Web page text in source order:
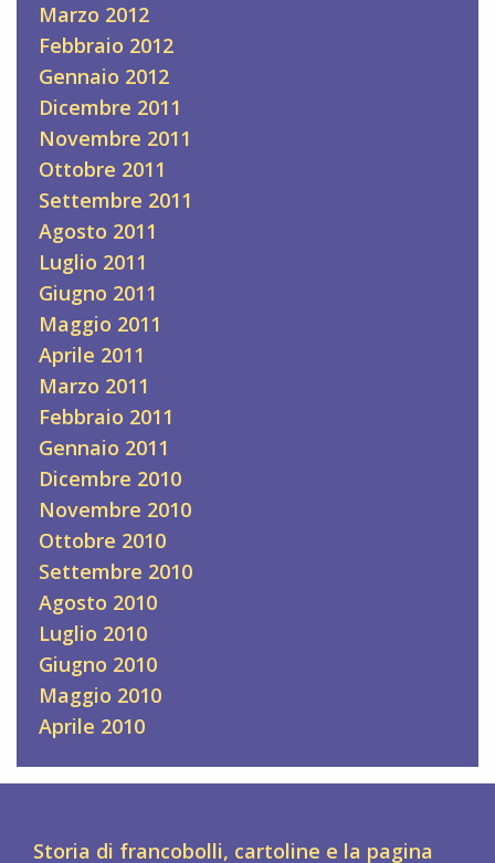
Marzo 2012
Febbraio 2012
Gennaio 2012
Dicembre 2011
Novembre 2011
Ottobre 2011
Settembre 2011
Agosto 2011
Luglio 2011
Giugno 2011
Maggio 2011
Aprile 2011
Marzo 2011
Febbraio 2011
Gennaio 2011
Dicembre 2010
Novembre 2010
Ottobre 2010
Settembre 2010
Agosto 2010
Luglio 2010
Giugno 2010
Maggio 2010
Aprile 2010
Storia di francobolli, cartoline e la pagina